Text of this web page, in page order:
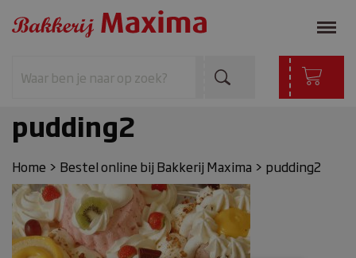
pudding2
Home > Bestel online bij Bakkerij Maxima > pudding2